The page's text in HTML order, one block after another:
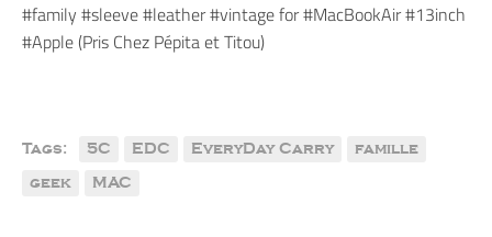
#family #sleeve #leather #vintage for #MacBookAir #13inch
#Apple (Pris Chez Pépita et Titou)
Tags: 5C EDC EveryDay Carry
famille
geek
MAC